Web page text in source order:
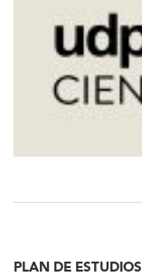
PLAN DE ESTUDIOS